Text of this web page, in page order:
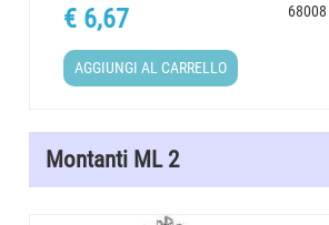
68008
€ 6,67
AGGIUNGI AL CARRELLO
Montanti ML 2